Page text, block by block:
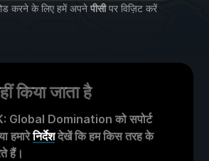
करने के लिए हमें अपने पीसीपर विज़िट करें
किया जाता है
Global Domination को सपोर्ट
हमारेनिर्देशदेखें कि हम किस तरह के
हैं।